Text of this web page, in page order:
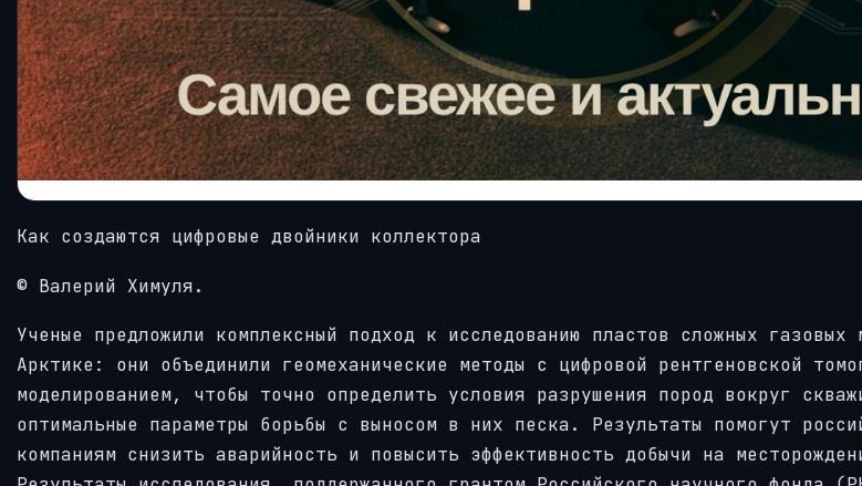
Как создаются цифровые двойники коллектора
© Валерий Химуля.
Ученые предложили комплексный подход к исследованию пластов сложных газовых
Арктике: они объединили геомеханические методы с цифровой рентгеновской
моделированием, чтобы точно определить условия разрушения пород вокруг
оптимальные параметры борьбы с выносом в них песка. Результаты помогут
компаниям снизить аварийность и повысить эффективность добычи на